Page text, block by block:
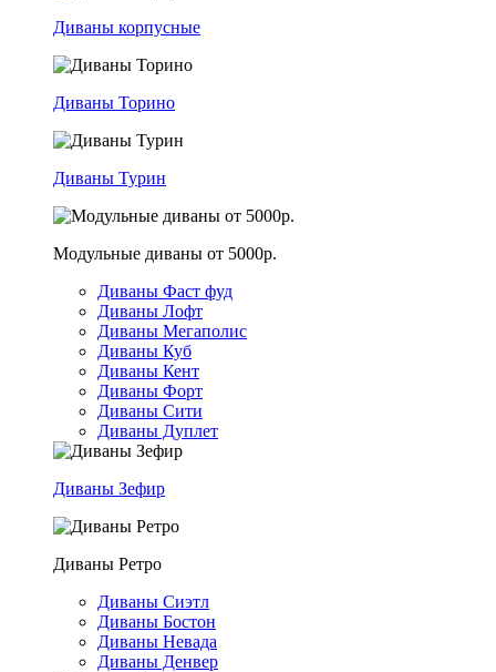
Диваны корпусные
Диваны Торино
Диваны Турин
Модульные диваны от 5000р.
Диваны Фаст фуд
Диваны Лофт
Диваны Мегаполис
Диваны Куб
Диваны Кент
Диваны Форт
Диваны Сити
Диваны Дуплет
Диваны Зефир
Диваны Ретро
Диваны Сиэтл
Диваны Бостон
Диваны Невада
Диваны Денвер